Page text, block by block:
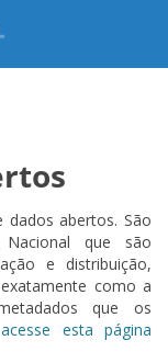
dados abertos. São
Nacional que são
e distribuição,
como a
que os
acesse esta página